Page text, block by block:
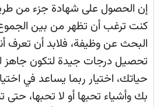
إن الحصول على شهادة جزء من
كنت ترغب أن تظهر من بين
البحث عن وظيفة، فلابد أن تعرف
تحصيل درجات جيدة لتكون جاهز
حياتك، اختيار ربما يساعد في
بك وأشياء تحبها أو لا تحبها،